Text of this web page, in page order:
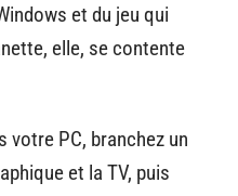
et du jeu qui
elle, se contente
votre PC, branchez un
et la TV, puis